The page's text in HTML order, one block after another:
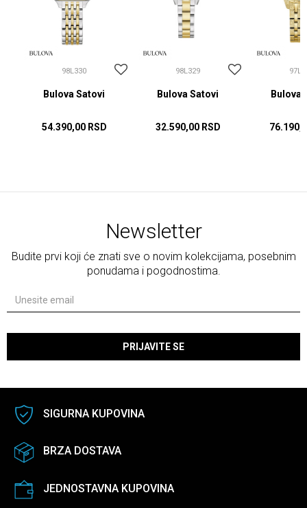
98L330
Bulova Satovi
54.390,00 RSD
98L329
Bulova Satovi
32.590,00 RSD
Bulova
Newsletter
Budite prvi koji će znati sve o novim kolekcijama, posebnim
ponudama i pogodnostima.
PRIJAVITE SE
SIGURNA KUPOVINA
BRZA DOSTAVA
JEDNOSTAVNA KUPOVINA